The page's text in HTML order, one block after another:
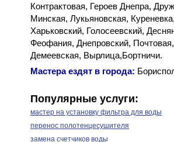
Контрактовая, Героев Днепра,
Минская, Лукьяновская,
Харьковский, Голосеевский,
Феофания, Днепровский,
Демеевская, Вырлица,Бортничи.
Мастера ездят в города:
Популярные услуги:
мастер на установку фильтра для воды
перенос полотенцесушителя
замена счетчиков воды